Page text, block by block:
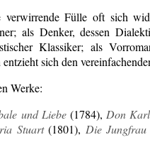
verwirrende Fülle oft sich
als Denker, dessen
Klassiker; als
sich den
Werke:
und Liebe(1784), Don
Stuart(1801), Die